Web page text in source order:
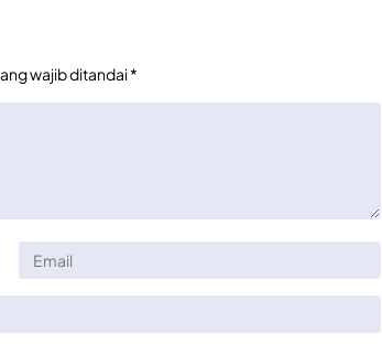
wajib ditandai*